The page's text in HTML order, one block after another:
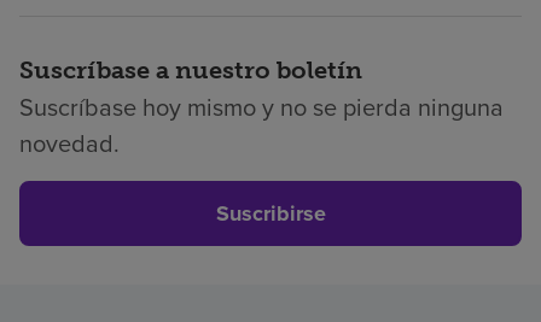
Suscríbase a nuestro boletín
Suscríbase hoy mismo y no se pierda ninguna
novedad.
Suscribirse